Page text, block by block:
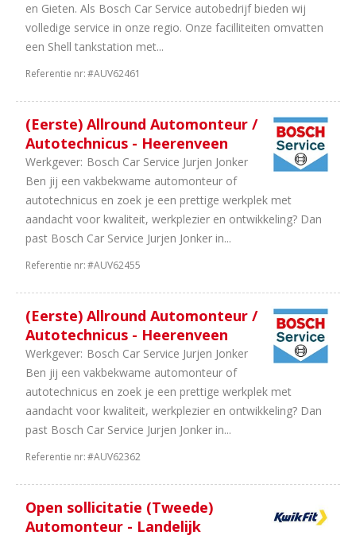
en Gieten. Als Bosch Car Service autobedrijf bieden wij
volledige service in onze regio. Onze facilliteiten omvatten
een Shell tankstation met...
Referentie nr:#AUV62461
(Eerste) Allround Automonteur /
Autotechnicus - Heerenveen
Werkgever: Bosch Car Service Jurjen Jonker
Ben jij een vakbekwame automonteur of
autotechnicus en zoek je een prettige werkplek met
aandacht voor kwaliteit, werkplezier en ontwikkeling? Dan
past Bosch Car Service Jurjen Jonker in...
Referentie nr:#AUV62455
(Eerste) Allround Automonteur /
Autotechnicus - Heerenveen
Werkgever: Bosch Car Service Jurjen Jonker
Ben jij een vakbekwame automonteur of
autotechnicus en zoek je een prettige werkplek met
aandacht voor kwaliteit, werkplezier en ontwikkeling? Dan
past Bosch Car Service Jurjen Jonker in...
Referentie nr:#AUV62362
Open sollicitatie (Tweede)
Automonteur - Landelijk